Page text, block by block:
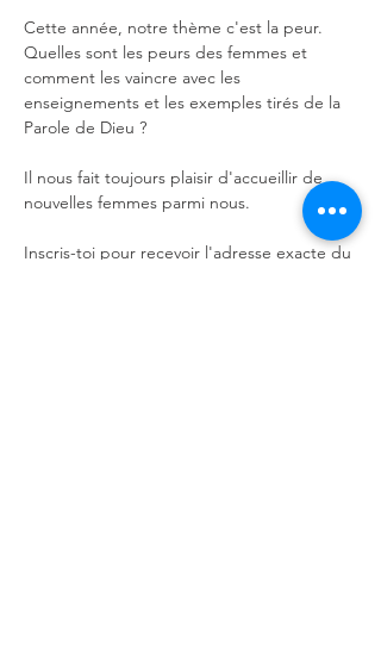
Cette année, notre thème c'est la peur.
Quelles sont les peurs des femmes et
comment les vaincre avec les
enseignements et les exemples tirés de la
Parole de Dieu ?
Il nous fait toujours plaisir d'accueillir de
nouvelles femmes parmi nous.
Inscris-toi pour recevoir l'adresse exacte du